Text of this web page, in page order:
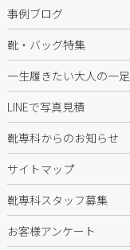
事例ブログ
靴・バッグ特集
一生履きたい大人の一足
LINEで写真見積
靴専科からのお知らせ
サイトマップ
靴専科スタッフ募集
お客様アンケート